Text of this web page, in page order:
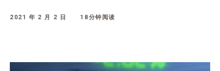
2021 年 2 月 2 日 18分钟阅读